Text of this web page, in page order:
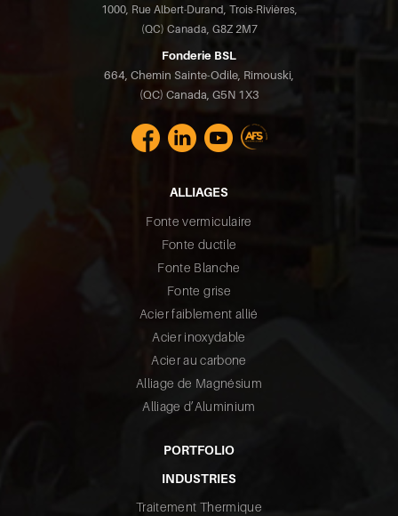
1000, Rue Albert-Durand, Trois-Rivières,
(QC) Canada, G8Z 2M7
Fonderie BSL
664, Chemin Sainte-Odile, Rimouski,
(QC) Canada, G5N 1X3
ALLIAGES
Fonte vermiculaire
Fonte ductile
Fonte Blanche
Fonte grise
Acier faiblement allié
Acier inoxydable
Acier au carbone
Alliage de Magnésium
Alliage d’Aluminium
PORTFOLIO
INDUSTRIES
Traitement Thermique